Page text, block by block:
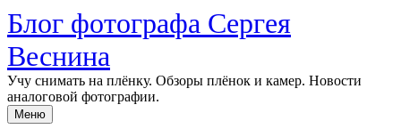
Перейти
к
содержимому
Блог фотографа Сергея
Веснина
Учу снимать на плёнку. Обзоры плёнок и камер. Новости
аналоговой фотографии.
Меню